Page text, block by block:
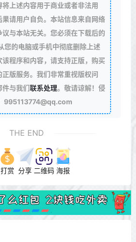
上述内容用于商业或者非法用
请用户自负。本站信息来自网络
议与本站无关。您必须在下载后的
您的电脑或手机中彻底删除上述
该程序和内容，请支持正版，购买
版服务。我们非常重视版权问
件与我们联系处理。敬请谅解！侵
995113774@qq.com
THE END
打赏 分享 二维码 海报